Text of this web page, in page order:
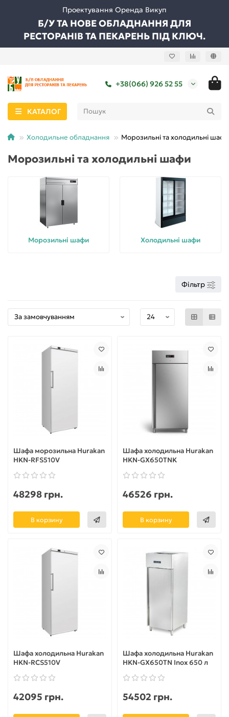
Проектування Оренда Викуп
Б/У ТА НОВЕ ОБЛАДНАННЯ ДЛЯ
РЕСТОРАНІВ ТА ПЕКАРЕНЬ ПІД КЛЮЧ.
+38(066) 926 52 55
КАТАЛОГ
Холодильне обладнання Морозильні та холодильні шафи
Морозильні та холодильні шафи
Морозильні шафи Холодильні шафи
Фільтр
Шафа морозильна Hurakan
HKN-RFS510V
48298 грн.
В корзину
Шафа холодильна Hurakan
HKN-GX650TNK
46526 грн.
В корзину
Шафа холодильна Hurakan
HKN-RCS510V
42095 грн.
Шафа холодильна Hurakan
HKN-GX650TN Inox 650 л
54502 грн.